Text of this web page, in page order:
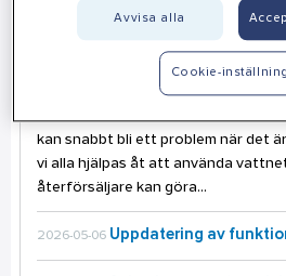
Spara och ta till vara på vattnet
kan snabbt bli ett problem när det
vi alla hjälpas åt att använda
återförsäljare kan göra...
2026-05-06 Uppdatering av
Avvisa alla
Cookie-